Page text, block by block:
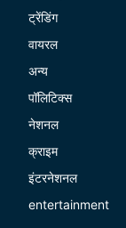
ट्रेंडिंग
वायरल
अन्य
पॉलिटिक्स
नेशनल
क्राइम
इंटरनेशनल
entertainment